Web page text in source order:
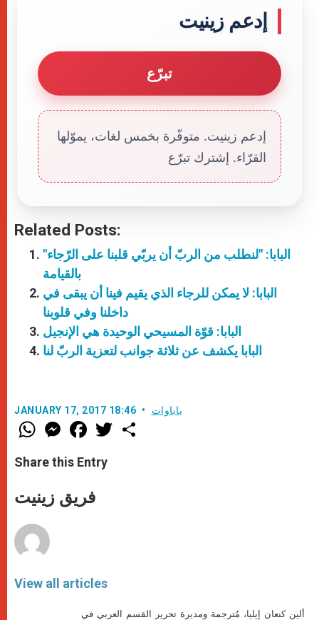
إدعم زينيت
تبرّع
إدعم زينيت. متوفّرة بخمس لغات، يموّلها
القرّاء. إشترك تبرّع
Related Posts:
"البابا: "لنطلب من الربّ أن يربّي قلبنا على الرّجاء
بالقيامة
البابا: لا يمكن للرجاء الذي يقيم فينا أن يبقى في
داخلنا وفي قلوبنا
البابا: قوّة المسيحي الوحيدة هي الإنجيل
البابا يكشف عن ثلاثة جوانب لتعزية الربّ لنا
JANUARY 17, 2017 18:46 باباوات
W
h
t
s
p
p
M
e
s
e
g
e
F
a
e
b
o
k
w
Share this Entry
فريق زينيت
View all articles
ألين كنعان إيليا، مُترجمة ومديرة تحرير القسم العربي في